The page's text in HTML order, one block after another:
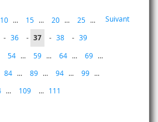
Page
10 ... 15 ... 20 ... 25 ...
- Page
36 - Vous
lisez
actuellement
37 - Page
38 - Page
39
54 ... 59 ... 64 ... 69 ...
84 ... 89 ... 94 ... 99 ...
... 109 ... Page
111
Page
Suivant